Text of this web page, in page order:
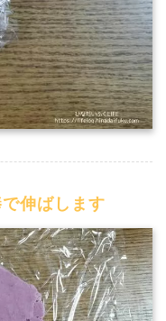
伸ばします